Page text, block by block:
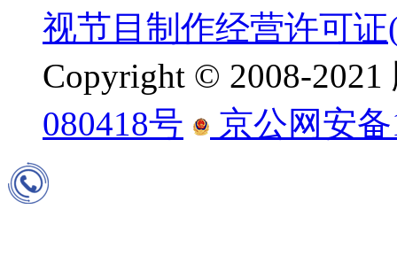
视节目制作经营许可证
Copyright © 2008-
080418号
京公网安备